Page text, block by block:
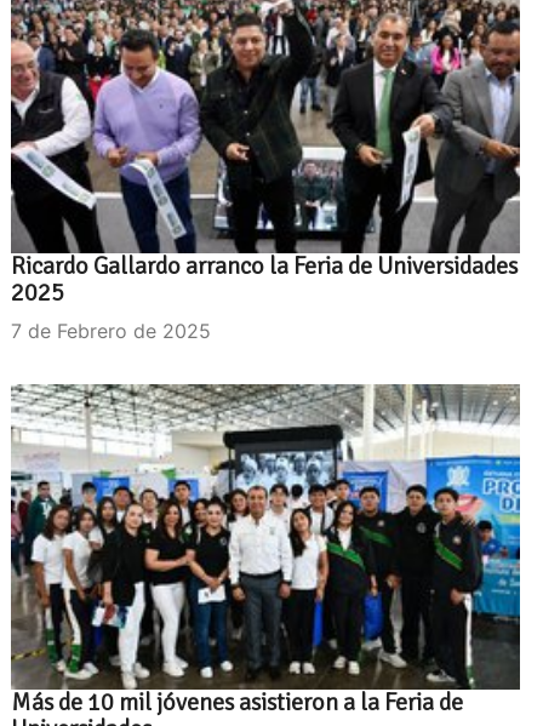
Ricardo Gallardo arranco la Feria de Universidades
2025
7 de Febrero de 2025
Más de 10 mil jóvenes asistieron a la Feria de